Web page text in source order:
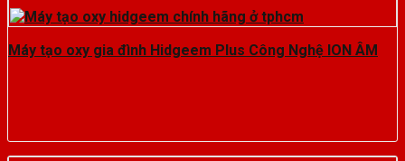
Máy tạo oxy gia đình Hidgeem Plus Công Nghệ ION ÂM